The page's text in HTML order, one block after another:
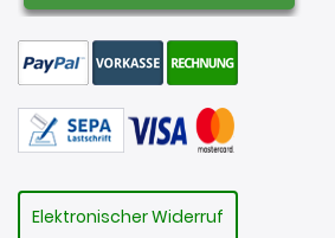
Elektronischer Widerruf